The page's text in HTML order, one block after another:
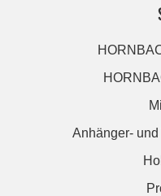
Anhänger-